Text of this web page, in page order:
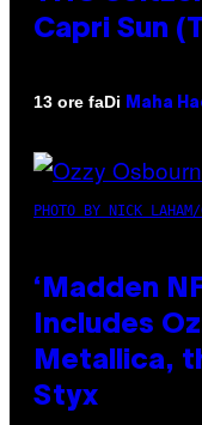
Capri Sun
13 ore faDi Maha
PHOTO BY NICK
‘Madden
Includes
Metallica,
Styx